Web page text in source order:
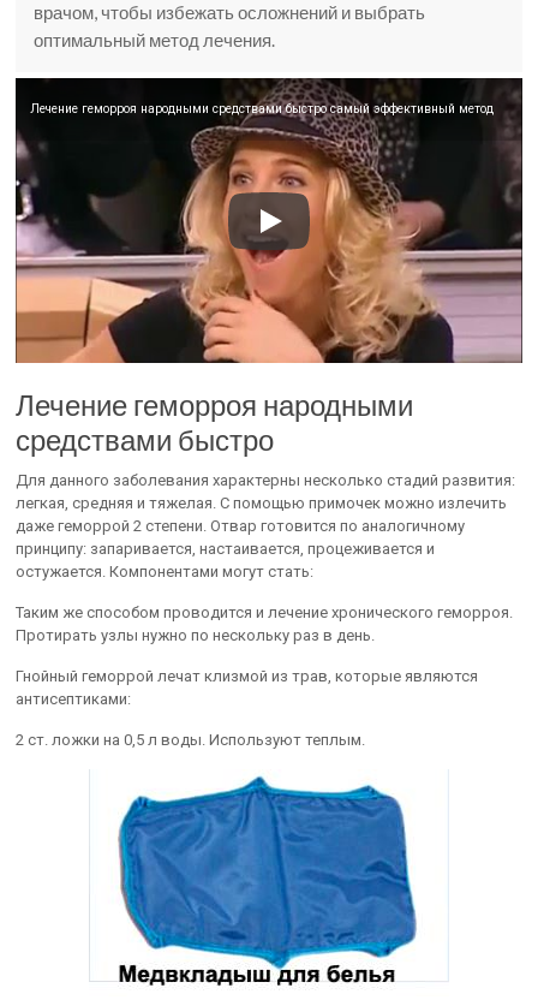
врачом, чтобы избежать осложнений и выбрать
оптимальный метод лечения.
Лечение геморроя народными средствами быстро самый эффективный метод
Лечение геморроя народными
средствами быстро
Для данного заболевания характерны несколько стадий развития:
легкая, средняя и тяжелая. С помощью примочек можно излечить
даже геморрой 2 степени. Отвар готовится по аналогичному
принципу: запаривается, настаивается, процеживается и
остужается. Компонентами могут стать:
Таким же способом проводится и лечение хронического геморроя.
Протирать узлы нужно по нескольку раз в день.
Гнойный геморрой лечат клизмой из трав, которые являются
антисептиками:
2 ст. ложки на 0,5 л воды. Используют теплым.